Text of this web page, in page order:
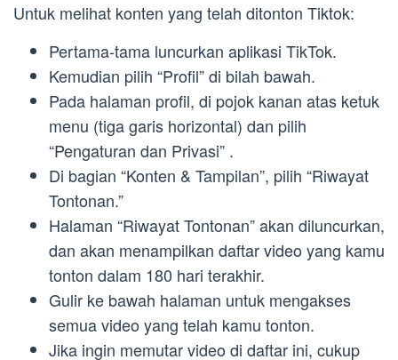
Untuk melihat konten yang telah ditonton Tiktok:
Pertama-tama luncurkan aplikasi TikTok.
Kemudian pilih “Profil” di bilah bawah.
Pada halaman profil, di pojok kanan atas ketuk
menu (tiga garis horizontal) dan pilih
“Pengaturan dan Privasi” .
Di bagian “Konten & Tampilan”, pilih “Riwayat
Tontonan.”
Halaman “Riwayat Tontonan” akan diluncurkan,
dan akan menampilkan daftar video yang kamu
tonton dalam 180 hari terakhir.
Gulir ke bawah halaman untuk mengakses
semua video yang telah kamu tonton.
Jika ingin memutar video di daftar ini, cukup